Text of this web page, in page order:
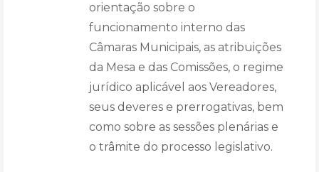
orientação sobre o
funcionamento interno das
Câmaras Municipais, as atribuições
da Mesa e das Comissões, o regime
jurídico aplicável aos Vereadores,
seus deveres e prerrogativas, bem
como sobre as sessões plenárias e
o trâmite do processo legislativo.